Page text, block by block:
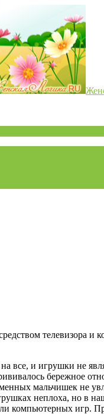
телевизора и
все, и игрушки не
бережное
мальчишек не
неплоха, но в
компьютерных игр.